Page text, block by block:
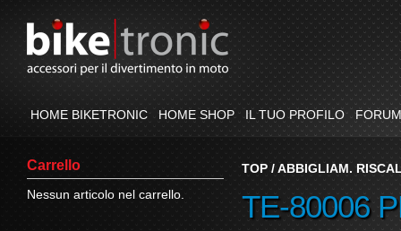
HOME BIKETRONIC HOME SHOP IL TUO PROFILO FORUM
Carrello
Nessun articolo nel carrello.
TOP /ABBIGLIAM.
TE-80006